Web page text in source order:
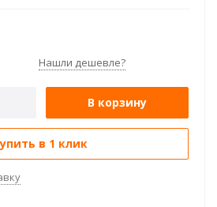
Нашли дешевле?
В корзину
в 1 клик